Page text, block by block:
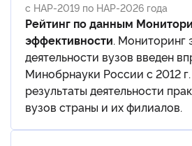
с НАР-2019 по НАР-2026 года
Рейтинг по данным
эффективности. Мониторинг
деятельности вузов введен
Минобрнауки России с 2012
результаты деятельности
вузов страны и их филиалов.